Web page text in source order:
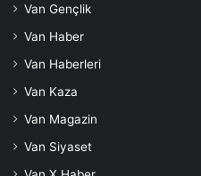
Van Gençlik
Van Haber
Van Haberleri
Van Kaza
Van Magazin
Van Siyaset